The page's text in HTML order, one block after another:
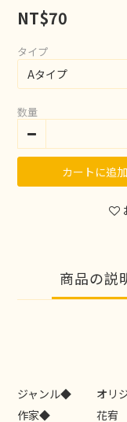
NT$70
タイプ
数量
カートに追加
商品の説
ジャンル◆
オリ
作家◆
花宥